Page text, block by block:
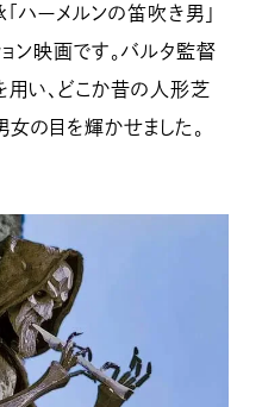
ハーメルンの笛吹き男」
ン映画です。バルタ監督
い、どこか昔の人形芝
の目を輝かせました。